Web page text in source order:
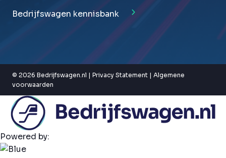
Bedrijfswagen kennisbank
© 2026 Bedrijfswagen.nl | Privacy Statement | Algemene
voorwaarden
Powered by: